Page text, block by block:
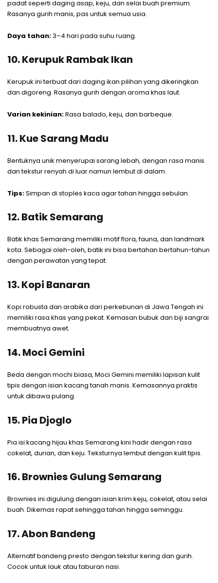
padat seperti daging asap, keju, dan selai buah premium.
Rasanya gurih manis, pas untuk semua usia.
Daya tahan:3–4 hari pada suhu ruang.
10. Kerupuk Rambak Ikan
Kerupuk ini terbuat dari daging ikan pilihan yang dikeringkan
dan digoreng. Rasanya gurih dengan aroma khas laut.
Varian kekinian:Rasa balado, keju, dan barbeque.
11. Kue Sarang Madu
Bentuknya unik menyerupai sarang lebah, dengan rasa manis
dan tekstur renyah di luar namun lembut di dalam.
Tips:Simpan di stoples kaca agar tahan hingga sebulan.
12. Batik Semarang
Batik khas Semarang memiliki motif flora, fauna, dan landmark
kota. Sebagai oleh-oleh, batik ini bisa bertahan bertahun-tahun
dengan perawatan yang tepat.
13. Kopi Banaran
Kopi robusta dan arabika dari perkebunan di Jawa Tengah ini
memiliki rasa khas yang pekat. Kemasan bubuk dan biji sangrai
membuatnya awet.
14. Moci Gemini
Beda dengan mochi biasa, Moci Gemini memiliki lapisan kulit
tipis dengan isian kacang tanah manis. Kemasannya praktis
untuk dibawa pulang.
15. Pia Djoglo
Pia isi kacang hijau khas Semarang kini hadir dengan rasa
cokelat, durian, dan keju. Teksturnya lembut dengan kulit tipis.
16. Brownies Gulung Semarang
Brownies ini digulung dengan isian krim keju, cokelat, atau selai
buah. Dikemas rapat sehingga tahan hingga seminggu.
17. Abon Bandeng
Alternatif bandeng presto dengan tekstur kering dan gurih.
Cocok untuk lauk atau taburan nasi.